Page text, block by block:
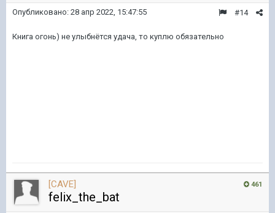
#14
Опубликовано: 28 апр 2022, 15:47:55
Книга огонь) не улыбнётся удача, то куплю обязательно
461
[CAVE]
felix_the_bat